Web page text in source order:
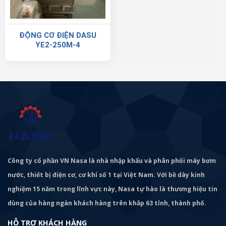
ĐỘNG CƠ ĐIỆN DASU
YE2-250M-4
Công ty cổ phần VN Nasa là nhà nhập khẩu và phân phối máy bơm
nước, thiết bị điện cơ, cơ khí số 1 tại Việt Nam. Với bề dày kinh
nghiệm 15 năm trong lĩnh vực này, Nasa tự hào là thương hiệu tin
dùng của hàng ngàn khách hàng trên khắp 63 tỉnh, thành phố.
HỖ TRỢ KHÁCH HÀNG